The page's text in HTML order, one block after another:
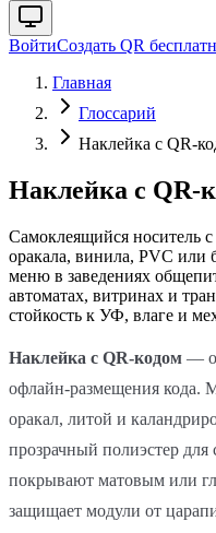
ВойтиСоздать QR
Главная
Глоссарий
Наклейка с QR-
Наклейка с QR-
Самоклеящийся носитель
оракала, винила, PVC или
меню в заведениях
автоматах, витринах и
стойкость к УФ, влаге и
Наклейка с QR-кодом —
офлайн-размещения кода.
оракал, литой и
прозрачный полиэстер
покрывают матовым или
защищает модули от